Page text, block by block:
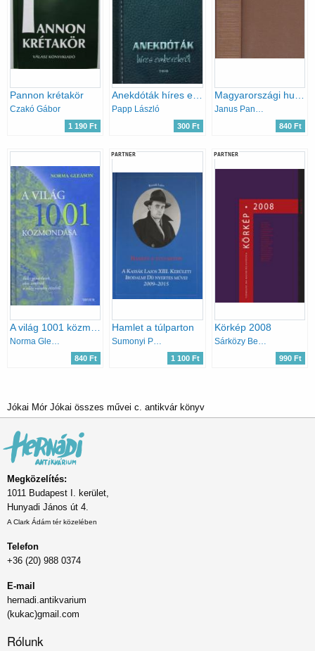
Pannon krétakör
Czakó Gábor
1 190 Ft
Anekdóták híres emberekről
Papp László
300 Ft
Magyarországi humanisták - Magyar remekírók
Janus Pannonius
840 Ft
Norma Gleason
840 Ft
PARTNER
Hamlet a túlparton
Sumonyi Papp Zoltán (szerk.)
1 100 Ft
PARTNER
Körkép 2008
Sárközy Bence (szerk.); Boldizsár Ildikó
990 Ft
Jókai Mór Jókai összes művei c. antikvár könyv
Megközelítés:
1011 Budapest I. kerület,
Hunyadi János út 4.
A Clark Ádám tér közelében
Telefon
+36 (20) 988 0374
E-mail
hernadi.antikvarium
(kukac)gmail.com
Rólunk